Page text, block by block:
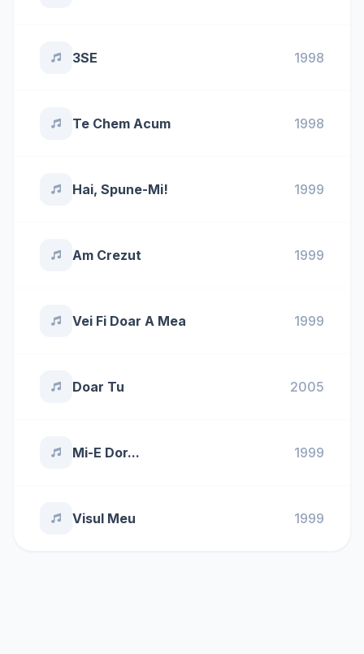
3SE 1998
Te Chem Acum 1998
Hai, Spune-Mi! 1999
Am Crezut 1999
Vei Fi Doar A Mea 1999
Doar Tu 2005
Mi-E Dor... 1999
Visul Meu 1999